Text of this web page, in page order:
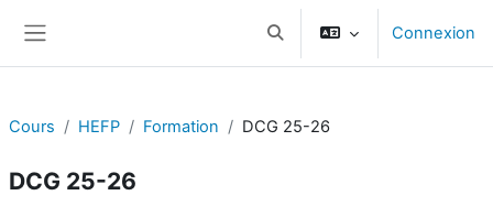
Activer/désactiver la saisie
Connexion
Cours HEFP Formation DCG 25-26
DCG 25-26